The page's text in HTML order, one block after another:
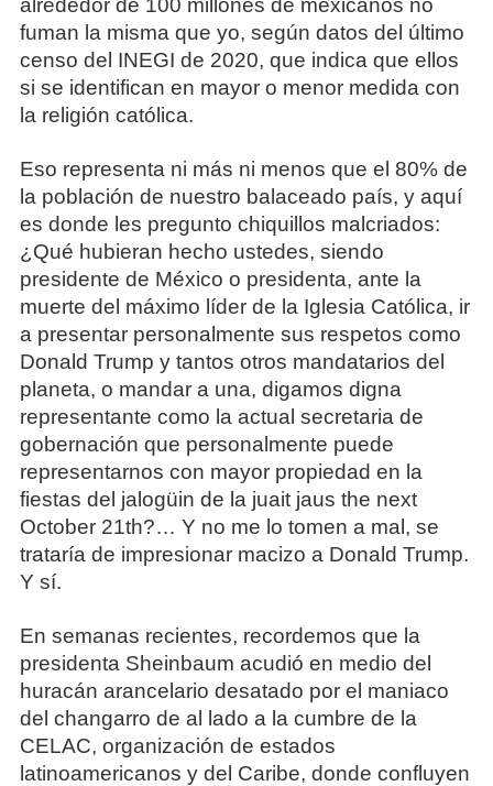
alrededor de 100 millones de mexicanos no
fuman la misma que yo, según datos del último
censo del INEGI de 2020, que indica que ellos
si se identifican en mayor o menor medida con
la religión católica.
Eso representa ni más ni menos que el 80% de
la población de nuestro balaceado país, y aquí
es donde les pregunto chiquillos malcriados:
¿Qué hubieran hecho ustedes, siendo
presidente de México o presidenta, ante la
muerte del máximo líder de la Iglesia Católica, ir
a presentar personalmente sus respetos como
Donald Trump y tantos otros mandatarios del
planeta, o mandar a una, digamos digna
representante como la actual secretaria de
gobernación que personalmente puede
representarnos con mayor propiedad en la
fiestas del jalogüin de la juait jaus the next
October 21th?… Y no me lo tomen a mal, se
trataría de impresionar macizo a Donald Trump.
Y sí.
En semanas recientes, recordemos que la
presidenta Sheinbaum acudió en medio del
huracán arancelario desatado por el maniaco
del changarro de al lado a la cumbre de la
CELAC, organización de estados
latinoamericanos y del Caribe, donde confluyen